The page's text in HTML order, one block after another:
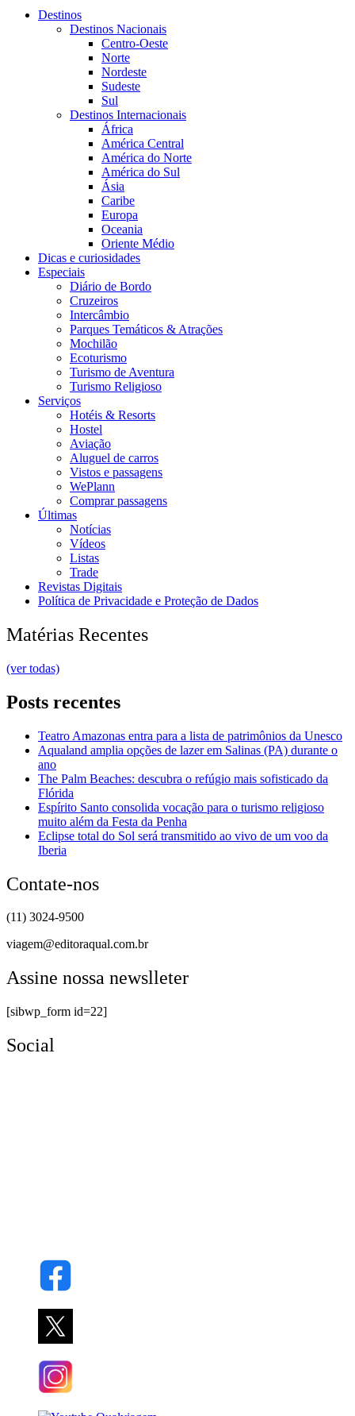
Destinos
Destinos Nacionais
Centro-Oeste
Norte
Nordeste
Sudeste
Sul
Destinos Internacionais
África
América Central
América do Norte
América do Sul
Ásia
Caribe
Europa
Oceania
Oriente Médio
Dicas e curiosidades
Especiais
Diário de Bordo
Cruzeiros
Intercâmbio
Parques Temáticos & Atrações
Mochilão
Ecoturismo
Turismo de Aventura
Turismo Religioso
Serviços
Hotéis & Resorts
Hostel
Aviação
Aluguel de carros
Vistos e passagens
WePlann
Comprar passagens
Últimas
Notícias
Vídeos
Listas
Trade
Revistas Digitais
Política de Privacidade e Proteção de Dados
Matérias Recentes
(ver todas)
Posts recentes
Teatro Amazonas entra para a lista de patrimônios da Unesco
Aqualand amplia opções de lazer em Salinas (PA) durante o
ano
The Palm Beaches: descubra o refúgio mais sofisticado da
Flórida
Espírito Santo consolida vocação para o turismo religioso
muito além da Festa da Penha
Eclipse total do Sol será transmitido ao vivo de um voo da
Iberia
Contate-nos
(11) 3024-9500
viagem@editoraqual.com.br
Assine nossa newslleter
[sibwp_form id=22]
Social